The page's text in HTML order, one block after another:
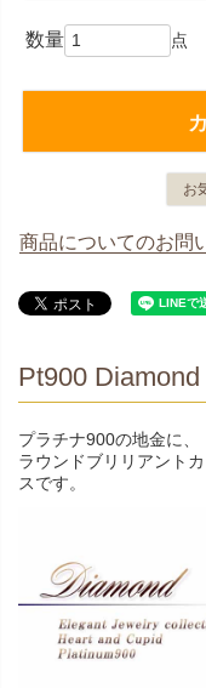
お
商品についてのお問
Pt900
プラチナ900の地金に、
ラウンドブリリアント
スです。